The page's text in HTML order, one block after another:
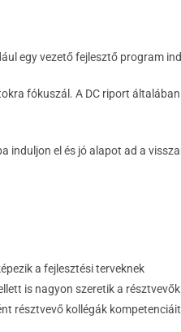
egy vezető fejlesztő program
fókuszál. A DC riport
induljon el és jó alapot ad a
a fejlesztési terveknek
is nagyon szeretik a résztvevők
résztvevő kollégák